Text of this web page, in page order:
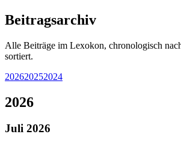
Beitragsarchiv
Alle Beiträge im Lexokon, chronologisch
sortiert.
202620252024
2026
Juli 2026